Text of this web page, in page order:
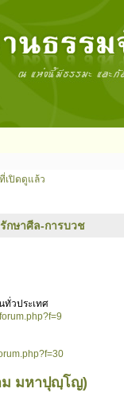
เปิดดูแล้ว
กษาศีล-การบวช
ทั่วประเทศ
ม มหาปุญฺโญ)